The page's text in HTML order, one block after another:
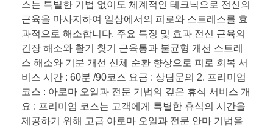
스는 특별한 기법 없이도 체계적인 테크닉으로 전신의
근육을 마사지하여 일상에서의 피로와 스트레스를 효
과적으로 해소합니다. 주요 특징 및 효과 전신 근육의
긴장 해소와 활기 찾기 근육통과 불균형 개선 스트레
스 해소와 기분 개선 신체 순환 향상으로 피로 회복 서
비스 시간 : 60분 /90코스 요금 : 상담문의 2. 프리미엄
코스 : 아로마 오일과 전문 기법의 깊은 휴식 서비스 개
요 : 프리미엄 코스는 고객에게 특별한 휴식의 시간을
제공하기 위해 고급 아로마 오일과 전문 안마 기법을